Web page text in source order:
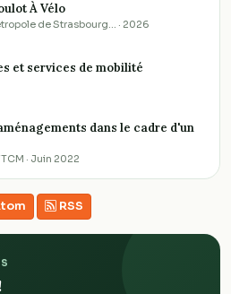
À Vélo
de Strasbourg… · 2026
et services de mobilité
dans le cadre d'un
· Juin 2022
RSS